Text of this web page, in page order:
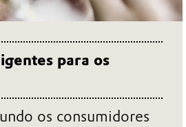
para os
os consumidores